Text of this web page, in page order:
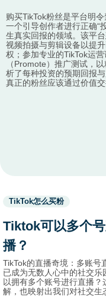
购买TikTok粉丝是平台明
一个引导创作者进行正确“
生真实回报的领域。该平
视频拍摄与剪辑设备以提
权；参加专业的TikTok运
（Promote）推广测试，
析了每种投资的预期回报
真正的粉丝应该通过价值
Used
names.
TikTok怎么买粉
Tiktok可以多个
播？
TikTok的直播奇境：多账号
已成为无数人心中的社交
以拥有多个账号进行直播
解，也映射出我们对社交生